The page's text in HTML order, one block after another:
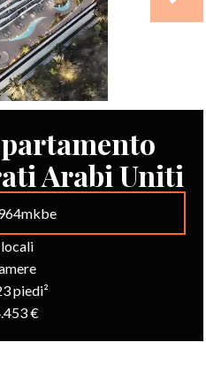
Arabi Uniti
piedi²
€